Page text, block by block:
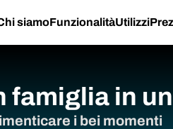
siamoFunzionalitàUtilizzi
famiglia in
i bei momenti